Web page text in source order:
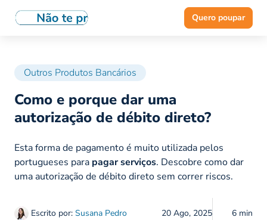
Quero poupar
Outros Produtos Bancários
Como e porque dar uma
autorização de débito direto?
Escrito por: Susana Pedro 20 Ago, 2025 6 min
Esta forma de pagamento é muito utilizada pelos
portugueses para pagar serviços. Descobre como dar
uma autorização de débito direto sem correr riscos.